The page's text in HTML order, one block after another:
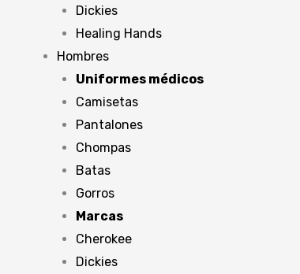
Dickies
Healing Hands
Hombres
Uniformes médicos
Camisetas
Pantalones
Chompas
Batas
Gorros
Marcas
Cherokee
Dickies